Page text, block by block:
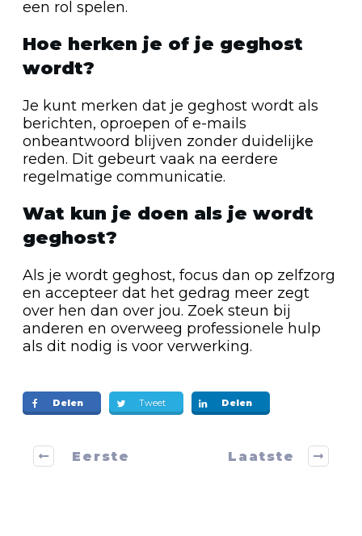
een rol spelen.
Hoe herken je of je geghost
wordt?
Je kunt merken dat je geghost wordt als
berichten, oproepen of e-mails
onbeantwoord blijven zonder duidelijke
reden. Dit gebeurt vaak na eerdere
regelmatige communicatie.
Wat kun je doen als je wordt
geghost?
Als je wordt geghost, focus dan op zelfzorg
en accepteer dat het gedrag meer zegt
over hen dan over jou. Zoek steun bij
anderen en overweeg professionele hulp
als dit nodig is voor verwerking.
Delen Tweet Delen
Eerste Laatste